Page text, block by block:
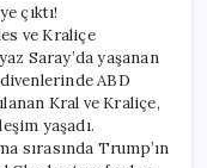
Anlar!
için
çıktı!
ve Kraliçe
Saray’da yaşanan
ABD
Kral ve Kraliçe,
yaşadı.
sırasında Trump’ın